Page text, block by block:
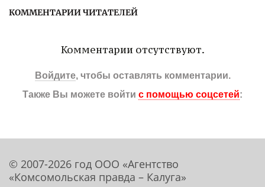
КОММЕНТАРИИ ЧИТАТЕЛЕЙ
Комментарии отсутствуют.
Войдите, чтобы оставлять комментарии.
Также Вы можете войти с помощью соцсетей:
© 2007-2026 год ООО «Агентство
«Комсомольская правда – Калуга»